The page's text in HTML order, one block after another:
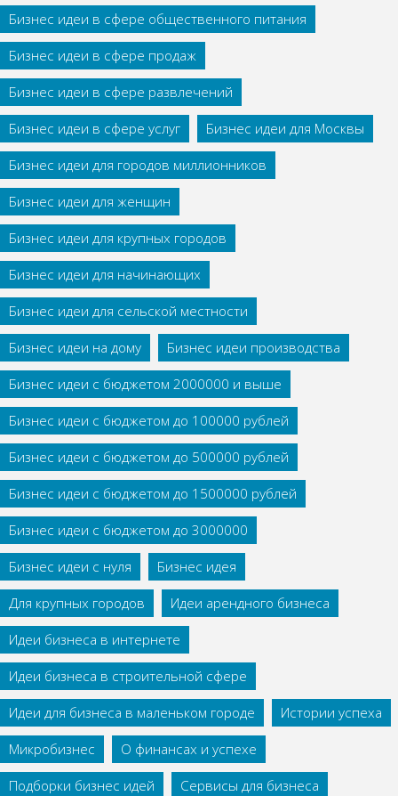
Бизнес идеи в сфере общественного питания
Бизнес идеи в сфере продаж
Бизнес идеи в сфере развлечений
Бизнес идеи в сфере услуг
Бизнес идеи для Москвы
Бизнес идеи для городов миллионников
Бизнес идеи для женщин
Бизнес идеи для крупных городов
Бизнес идеи для начинающих
Бизнес идеи для сельской местности
Бизнес идеи на дому
Бизнес идеи производства
Бизнес идеи с бюджетом 2000000 и выше
Бизнес идеи с бюджетом до 100000 рублей
Бизнес идеи с бюджетом до 500000 рублей
Бизнес идеи с бюджетом до 1500000 рублей
Бизнес идеи с бюджетом до 3000000
Бизнес идеи с нуля
Бизнес идея
Для крупных городов
Идеи арендного бизнеса
Идеи бизнеса в интернете
Идеи бизнеса в строительной сфере
Идеи для бизнеса в маленьком городе
Истории успеха
Микробизнес
О финансах и успехе
Подборки бизнес идей
Сервисы для бизнеса